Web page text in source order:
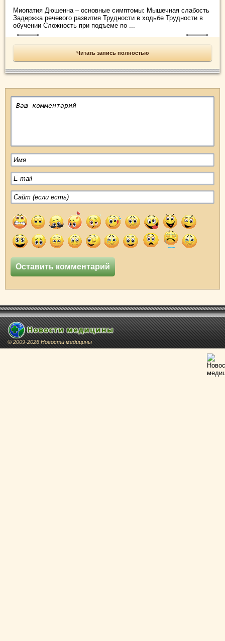
Миопатия Дюшенна – основные симптомы: Мышечная слабость
Задержка речевого развития Трудности в ходьбе Трудности в
обучении Сложность при подъеме по ...
Читать запись полностью
© 2009-2026 Новости медицины